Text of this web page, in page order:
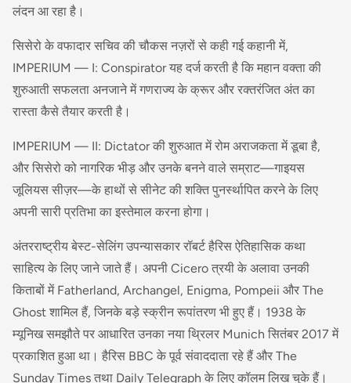
लंदन आ रहा है।
सिसेरो के वफादार सचिव की चौकस नज़रों से कही गई कहानी में,
IMPERIUM — I: Conspirator यह दर्ज करती है कि महान वक्ता की
शुरुआती सफलता अनजाने में गणराज्य के क्रूर और रक्तरंजित अंत का
रास्ता कैसे तैयार करती है।
IMPERIUM — II: Dictator की शुरुआत में रोम अराजकता में डूबा है,
और सिसेरो को नागरिक भीड़ और उनके बनने वाले सम्राट—गाइयस
जूलियस सीज़र—के हाथों से सीनेट की शक्ति पुनर्स्थापित करने के लिए
अपनी सारी प्रतिभा का इस्तेमाल करना होगा।
अंतरराष्ट्रीय बेस्ट-सेलिंग उपन्यासकार रॉबर्ट हैरिस ऐतिहासिक कथा
साहित्य के लिए जाने जाते हैं। अपनी Cicero त्रयी के अलावा उनकी
किताबों में Fatherland, Archangel, Enigma, Pompeii और The
Ghost शामिल हैं, जिनके बड़े स्क्रीन रूपांतरण भी हुए हैं। 1938 के
म्यूनिख समझौते पर आधारित उनका नया थ्रिलर Munich सितंबर 2017 में
प्रकाशित हुआ था। हैरिस BBC के पूर्व संवाददाता रहे हैं और The
Sunday Times तथा Daily Telegraph के लिए कॉलम लिख चुके हैं।